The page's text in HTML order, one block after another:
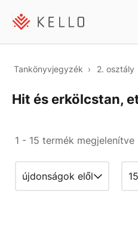
Tankönyvjegyzék 2. osztály
Hit és erkölcstan,
1 - 15 termék megjelenítve